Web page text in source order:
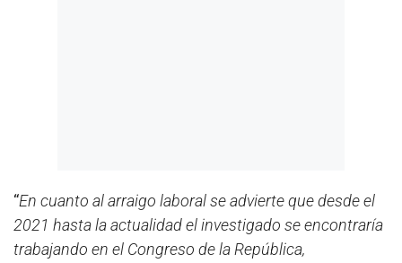
“En cuanto al arraigo laboral se advierte que desde el
2021 hasta la actualidad el investigado se encontraría
trabajando en el Congreso de la República,